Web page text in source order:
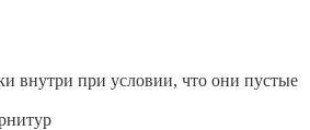
внутри при условии, что они пустые